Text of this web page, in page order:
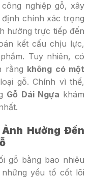
nghiệp gỗ, xây
định chính xác trọng
hưởng trực tiếp đến
kết cấu chịu lực,
Tuy nhiên, có
rằng không có một
gỗ. Chính vì thế,
Gỗ Dái Ngựa khám
Hưởng Đến
gỗ bằng bao nhiêu
yếu tố cốt lõi